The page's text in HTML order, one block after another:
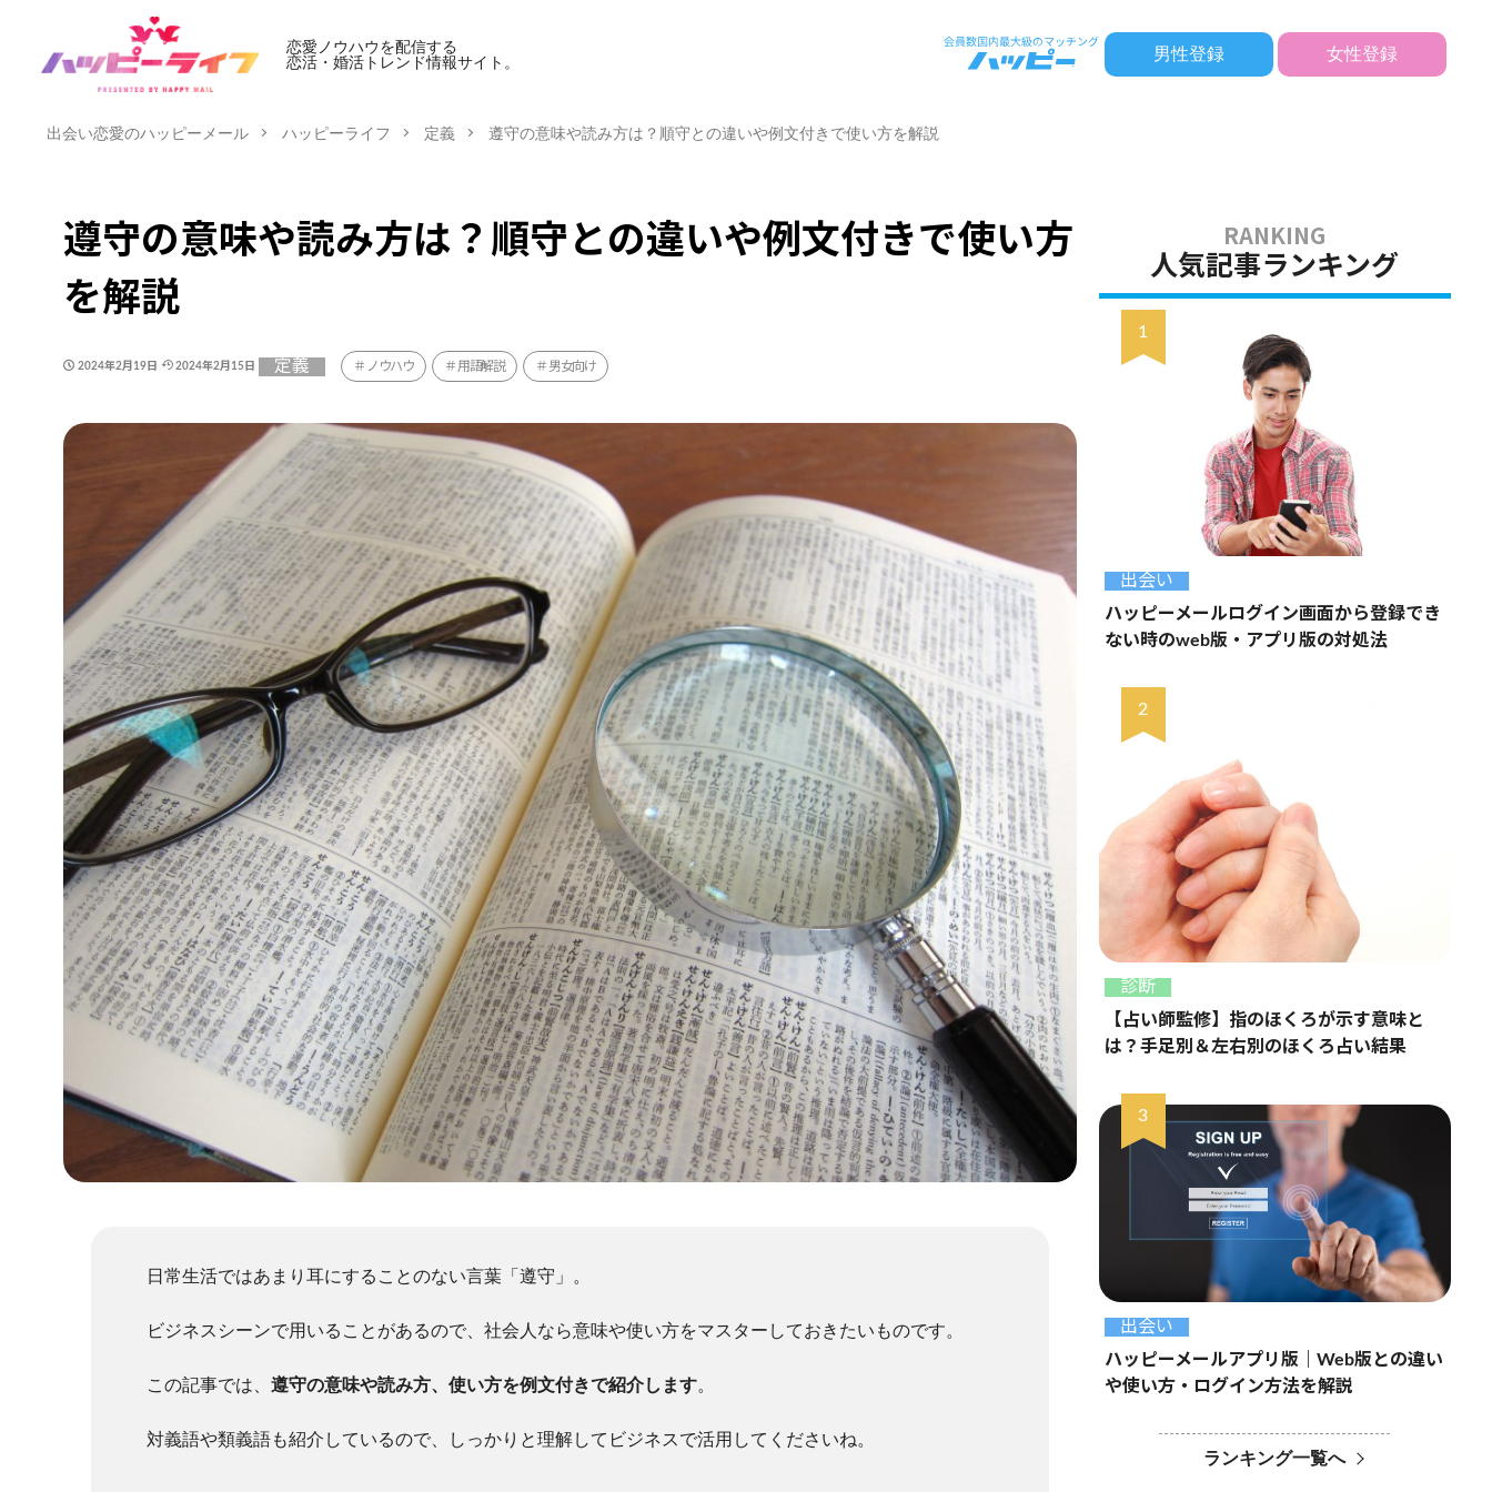
恋愛ノウハウを配信する
恋活・婚活トレンド情報サイト。
男性登録 女性登録
出会い恋愛のハッピーメール ハッピーライフ 定義 遵守の意味や読み方は？順守との違いや例文付きで使い方を解説
遵守の意味や読み方は？順守との違いや例文付きで使い方
を解説
2024年2月19日 2024年2月15日 定義 ノウハウ 用語解説 男女向け
日常生活ではあまり耳にすることのない言葉「遵守」。
ビジネスシーンで用いることがあるので、社会人なら意味や使い方をマスターしておきたいものです。
この記事では、 遵守の意味や読み方、使い方を例文付きで紹介します。
対義語や類義語も紹介しているので、しっかりと理解してビジネスで活用してくださいね。
人気記事ランキング
出会い
ハッピーメールログイン画面から登録でき
ない時のweb版・アプリ版の対処法
診断
【占い師監修】指のほくろが示す意味と
は？手足別＆左右別のほくろ占い結果
出会い
ハッピーメールアプリ版｜Web版との違い
や使い方・ログイン方法を解説
ランキング一覧へ